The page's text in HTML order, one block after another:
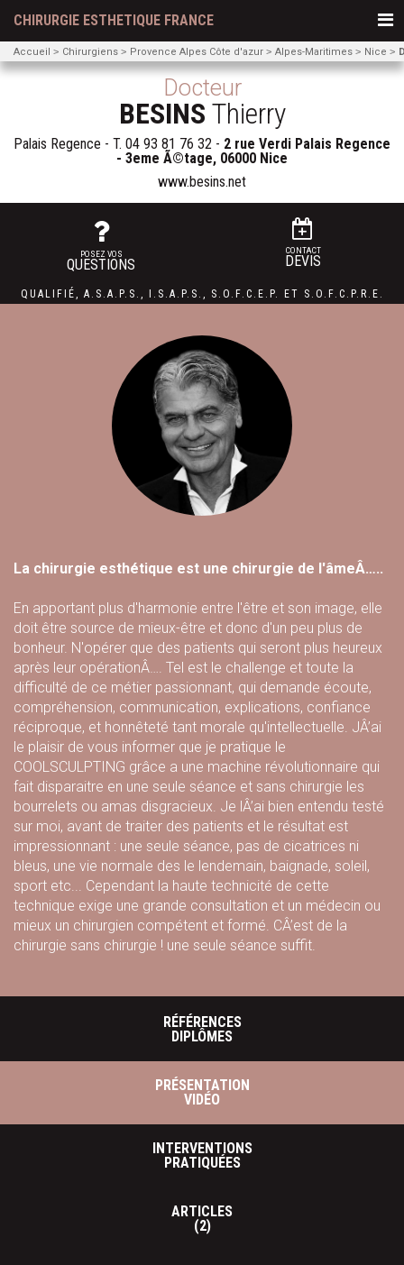
CHIRURGIE ESTHETIQUE FRANCE
Accueil Chirurgiens Provence Alpes Côte d'azur Alpes-Maritimes Nice
Docteur
BESINS Thierry
Palais Regence - T. 04 93 81 76 32 - 2 rue Verdi Palais Regence
- 3eme Ã©tage, 06000 Nice
www.besins.net
POSEZ VOS
QUESTIONS
CONTACT
DEVIS
QUALIFIÉ, A.S.A.P.S. , I.S.A.P.S. , S.O.F.C.E.P. ET S.O.F.C.P.R.E.
La chirurgie esthétique est une chirurgie de l'âmeÂ…..
En apportant plus d'harmonie entre l'être et son image, elle
doit être source de mieux-être et donc d'un peu plus de
bonheur. N'opérer que des patients qui seront plus heureux
après leur opérationÂ…. Tel est le challenge et toute la
difficulté de ce métier passionnant, qui demande écoute,
compréhension, communication, explications, confiance
réciproque, et honnêteté tant morale qu'intellectuelle. JÂ’ai
le plaisir de vous informer que je pratique le
COOLSCULPTING grâce a une machine révolutionnaire qui
fait disparaitre en une seule séance et sans chirurgie les
bourrelets ou amas disgracieux. Je lÂ’ai bien entendu testé
sur moi, avant de traiter des patients et le résultat est
impressionnant : une seule séance, pas de cicatrices ni
bleus, une vie normale des le lendemain, baignade, soleil,
sport etc... Cependant la haute technicité de cette
technique exige une grande consultation et un médecin ou
mieux un chirurgien compétent et formé. CÂ’est de la
chirurgie sans chirurgie ! une seule séance suffit.
RÉFÉRENCES
DIPLÔMES
PRÉSENTATION
VIDÉO
INTERVENTIONS
PRATIQUÉES
ARTICLES
(2)